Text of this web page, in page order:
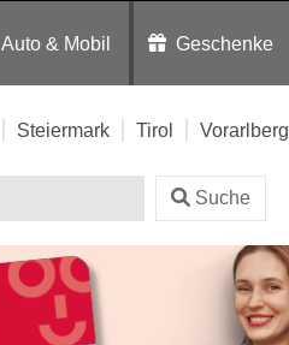
Auto & Mobil Geschenke
Steiermark Tirol Vorarlberg
Suche